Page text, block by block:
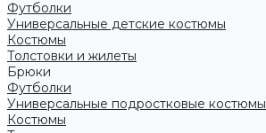
Футболки
Универсальные детские костюмы
Костюмы
Толстовки и жилеты
Брюки
Футболки
Универсальные подростковые костюмы
Костюмы